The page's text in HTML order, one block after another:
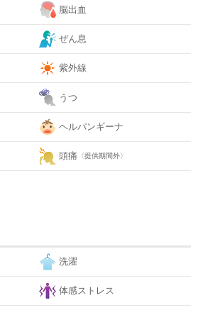
脳出血
ぜん息
紫外線
うつ
ヘルパンギーナ
頭痛 〈提供期間外〉
洗濯
体感ストレス